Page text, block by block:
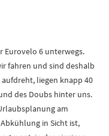
Eurovelo 6 unterwegs.
fahren und sind deshalb
liegen knapp 40
des Doubs hinter uns.
am
in Sicht ist,